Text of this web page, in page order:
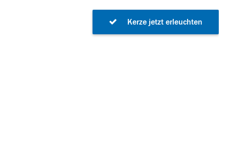
Kerze jetzt erleuchten